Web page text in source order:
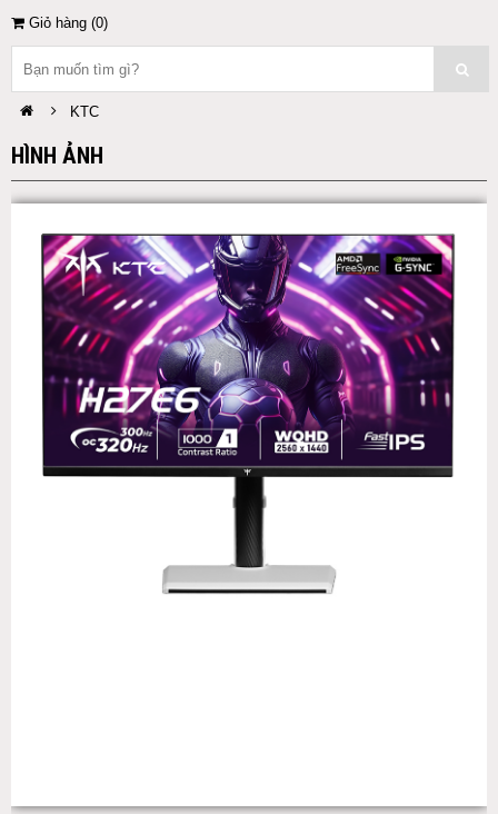
Giỏ hàng (0)
KTC
HÌNH ẢNH